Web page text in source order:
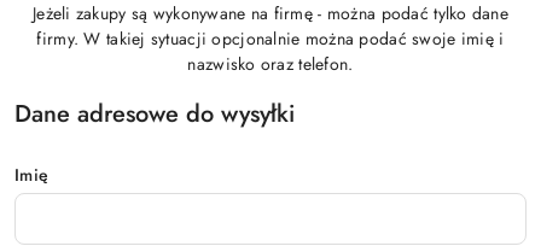
Jeżeli zakupy są wykonywane na firmę - można podać tylko dane
firmy. W takiej sytuacji opcjonalnie można podać swoje imię i
nazwisko oraz telefon.
Dane adresowe do wysyłki
Imię